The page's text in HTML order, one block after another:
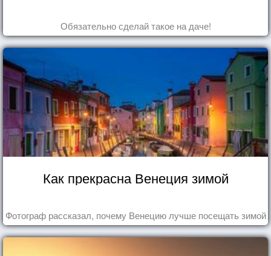
Обязательно сделай такое на даче!
Как прекрасна Венеция зимой
Фотограф рассказал, почему Венецию лучше посещать зимой